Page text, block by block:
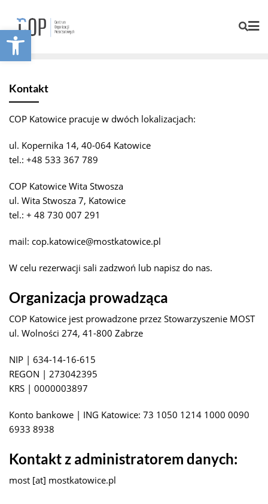
Otwórz pasek narzędzi
Kontakt
COP Katowice pracuje w dwóch lokalizacjach:
ul. Kopernika 14, 40-064 Katowice
tel.: +48 533 367 789
COP Katowice Wita Stwosza
ul. Wita Stwosza 7, Katowice
tel.: + 48 730 007 291
mail: cop.katowice@mostkatowice.pl
W celu rezerwacji sali zadzwoń lub napisz do nas.
Organizacja prowadząca
COP Katowice jest prowadzone przez Stowarzyszenie MOST
ul. Wolności 274, 41-800 Zabrze
NIP | 634-14-16-615
REGON | 273042395
KRS | 0000003897
Konto bankowe | ING Katowice: 73 1050 1214 1000 0090
6933 8938
Kontakt z administratorem danych:
most [at] mostkatowice.pl